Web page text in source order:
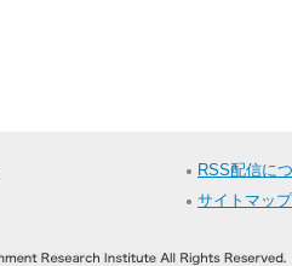
RSS配信に
サイトマップ